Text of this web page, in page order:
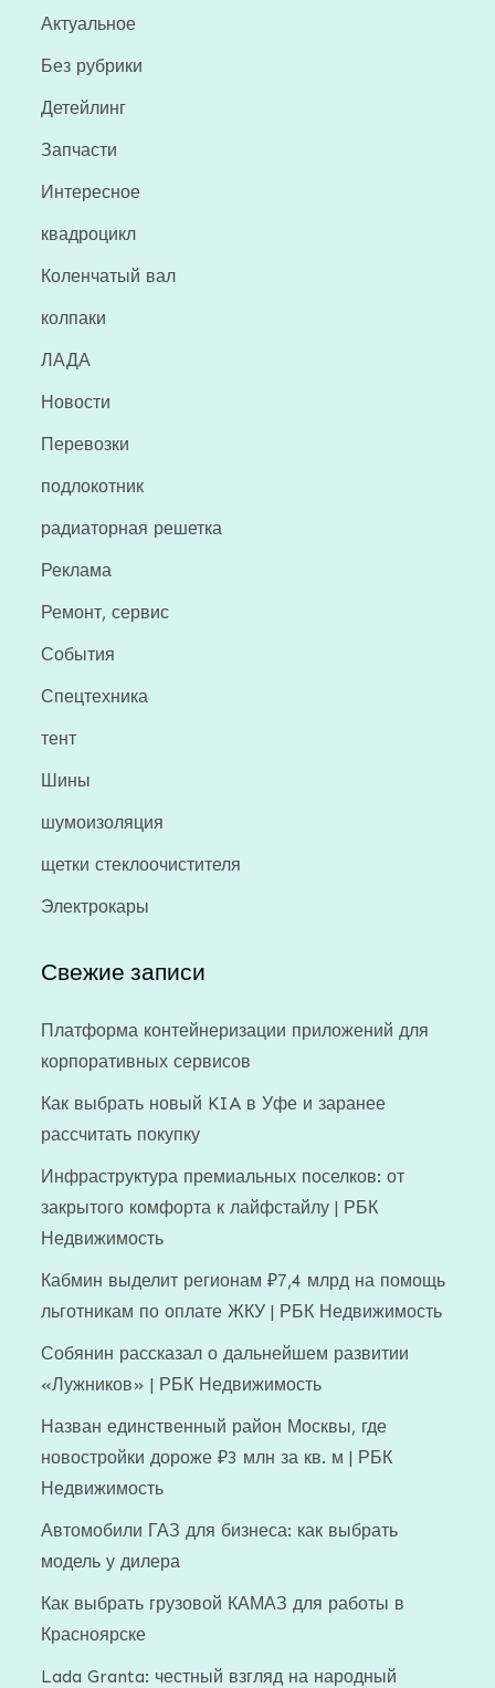
Актуальное
Без рубрики
Детейлинг
Запчасти
Интересное
квадроцикл
Коленчатый вал
колпаки
ЛАДА
Новости
Перевозки
подлокотник
радиаторная решетка
Реклама
Ремонт, сервис
События
Спецтехника
тент
Шины
шумоизоляция
щетки стеклоочистителя
Электрокары
Свежие записи
Платформа контейнеризации приложений для
корпоративных сервисов
Как выбрать новый KIA в Уфе и заранее
рассчитать покупку
Инфраструктура премиальных поселков: от
закрытого комфорта к лайфстайлу | РБК
Недвижимость
Кабмин выделит регионам ₽7,4 млрд на помощь
льготникам по оплате ЖКУ | РБК Недвижимость
Собянин рассказал о дальнейшем развитии
«Лужников» | РБК Недвижимость
Назван единственный район Москвы, где
новостройки дороже ₽3 млн за кв. м | РБК
Недвижимость
Автомобили ГАЗ для бизнеса: как выбрать
модель у дилера
Как выбрать грузовой КАМАЗ для работы в
Красноярске
Lada Granta: честный взгляд на народный